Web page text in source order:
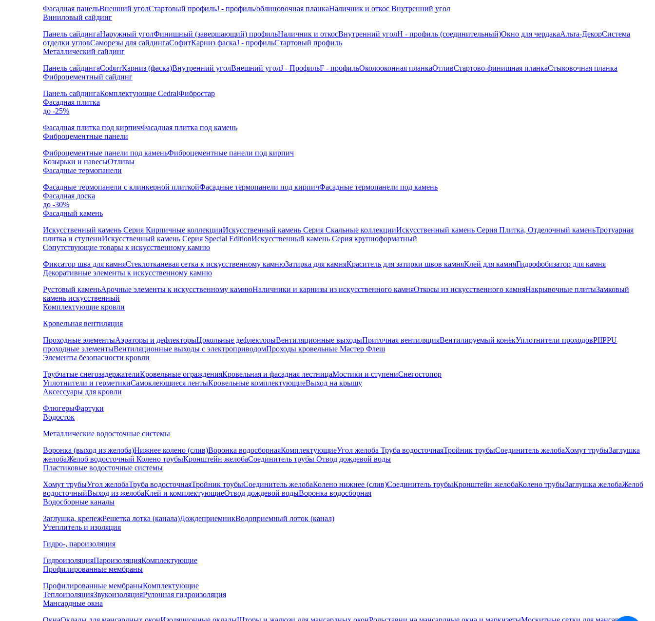
Фасадная панельВнешний уголСтартовый профильJ - профиль/облицовочная планкаНаличник и откос Внутренний угол
Виниловый сайдинг
Панель сайдингаНаружный уголФинишный (завершающий) профильНаличник и откосВнутренний уголH - профиль (соединительный)Окно для чердакаАльта-ДекорСистема
отделки угловСаморезы для сайдингаСофитКарниз фаскаJ - профильСтартовый профиль
Металлический сайдинг
Панель сайдингаСофитКарниз (фаска)Внутренний уголВнешний уголJ - ПрофильF - профильОколооконная планкаОтливСтартово-финишная планкаСтыковочная планка
Фиброцементный сайдинг
Панель сайдингаКомплектующие CedralФибростар
Фасадная плитка
до -25%
Фасадная плитка под кирпичФасадная плитка под камень
Фиброцементные панели
Фиброцементные панели под каменьФиброцементные панели под кирпич
Козырьки и навесыОтливы
Фасадные термопанели
Фасадные термопанели с клинкерной плиткойФасадные термопанели под кирпичФасадные термопанели под камень
Фасадная доска
до -30%
Фасадный камень
Искусственный камень Серия Кирпичные коллекцииИскусственный камень Серия Скальные коллекцииИскусственный камень Серия Плитка, Отделочный каменьТротуарная
плитка и ступениИскусственный камень Серия Special EditionИскусственный камень Серия крупноформатный
Сопутствующие товары к искусственному камню
Фиксатор шва для камняСтеклотканевая сетка к искусственному камнюЗатирка для камняКраситель для затирки швов камняКлей для камняГидрофобизатор для камня
Декоративные элементы к искусственному камню
Рустовый каменьАрочные элементы к искусственному камнюНаличники и карнизы из искусственного камняОткосы из искусственного камняНакрывочные плитыЗамковый
камень искусственный
Комплектующие кровли
Кровельная вентиляция
Проходные элементыАэраторы и дефлекторыЦокольные дефлекторыВентиляционные выходыПриточная вентиляцияВентилируемый конёкУплотнители проходовPIIPPU
проходные элементыВентиляционные выходы с электроприводомПроходы кровельные Мастер Флеш
Элементы безопасности кровли
Трубчатые снегозадержателиКровельные огражденияКровельная и фасадная лестницаМостики и ступениСнегостопор
Уплотнители и герметикиСамоклеющиеся лентыКровельные комплектующиеВыход на крышу
Аксессуары для кровли
ФлюгерыФартуки
Водосток
Металлические водосточные системы
Воронка (выход из желоба)Нижнее колено (слив)Воронка водосборнаяКомплектующиеУгол желоба Труба водосточнаяТройник трубыСоединитель желобаХомут трубыЗаглушка
желобаЖелоб водосточный Колено трубыКронштейн желобаСоединитель трубы Отвод дождевой воды
Пластиковые водосточные системы
Хомут трубыУгол желобаТруба водосточнаяТройник трубыСоединитель желобаКолено нижнее (слив)Соединитель трубыКронштейн желобаКолено трубыЗаглушка желобаЖелоб
водосточныйВыход из желобаКлей и комплектующиеОтвод дождевой водыВоронка водосборная
Водосборные каналы
Заглушка, крепежРешетка лотка (канала)ДождеприемникВодоприемный лоток (канал)
Утеплитель и изоляция
Гидро-, пароизоляция
ГидроизоляцияПароизоляцияКомплектующие
Профилированные мембраны
Профилированные мембраныКомплектующие
ТеплоизоляцияЗвукоизоляцияРулонная гидроизоляция
Мансардные окна